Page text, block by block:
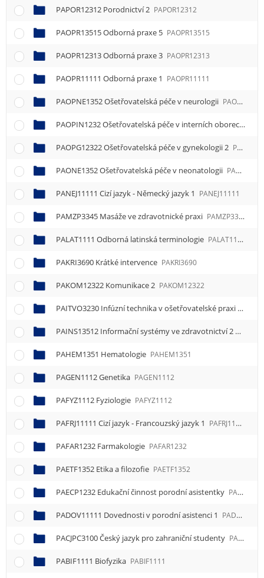
PAPOR12312 Porodnictví 2 PAPOR12312
PAOPR13515 Odborná praxe 5 PAOPR13515
PAOPR12313 Odborná praxe 3 PAOPR12313
PAOPR11111 Odborná praxe 1 PAOPR11111
PAOPNE1352 Ošetřovatelská péče v neurologii PAOPNE1352
PAOPIN1232 Ošetřovatelská péče v interních oborech
PAOPG12322 Ošetřovatelská péče v gynekologii 2 PAOPG12322
PAONE1352 Ošetřovatelská péče v neonatologii PAONE1352
PANEJ11111 Cizí jazyk - Německý jazyk 1 PANEJ11111
PAMZP3345 Masáže ve zdravotnické praxi PAMZP3345
PALAT1111 Odborná latinská terminologie PALAT1111
PAKRI3690 Krátké intervence PAKRI3690
PAKOM12322 Komunikace 2 PAKOM12322
PAITVO3230 Infúzní technika v ošetřovatelské praxi
PAINS13512 Informační systémy ve zdravotnictví 2
PAHEM1351 Hematologie PAHEM1351
PAGEN1112 Genetika PAGEN1112
PAFYZ1112 Fyziologie PAFYZ1112
PAFRJ11111 Cizí jazyk - Francouzský jazyk 1 PAFRJ11111
PAFAR1232 Farmakologie PAFAR1232
PAETF1352 Etika a filozofie PAETF1352
PAECP1232 Edukační činnost porodní asistentky PAECP1232
PADOV11111 Dovednosti v porodní asistenci 1 PADOV11111
PACJPC3100 Český jazyk pro zahraniční studenty PACJPC3100
PABIF1111 Biofyzika PABIF1111